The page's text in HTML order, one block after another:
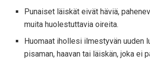
Punaiset läiskät eivät häviä,
muita huolestuttavia oireita.
Huomaat ihollesi ilmestyvän uuden
pisaman, haavan tai läiskän, joka ei